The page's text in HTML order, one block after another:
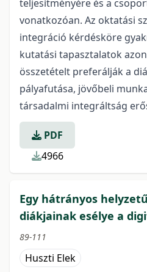
teljesítményére és a
vonatkozóan. Az oktatási
integráció kérdésköre
kutatási tapasztalatok
összetételt preferálják a
pályafutása, jövőbeli
társadalmi integráltság
PDF
4966
Egy hátrányos
diákjainak esélye a
89-111
Huszti Elek